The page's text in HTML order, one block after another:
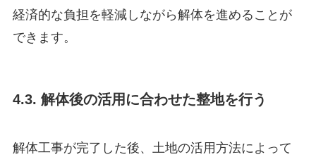
経済的な負担を軽減しながら解体を進めることが
できます。
4.3. 解体後の活用に合わせた整地を行う
解体工事が完了した後、土地の活用方法によって